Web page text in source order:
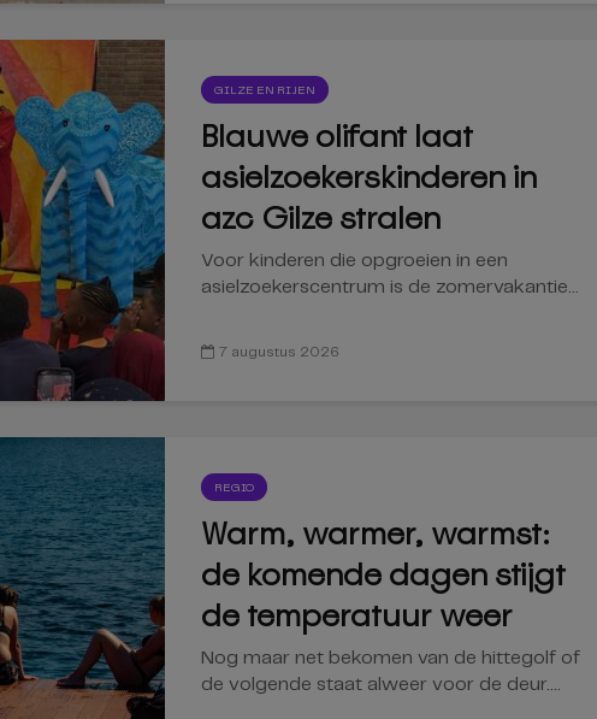
GILZE EN RIJEN
Blauwe olifant laat
asielzoekerskinderen in
azc Gilze stralen
Voor kinderen die opgroeien in een
asielzoekerscentrum is de zomervakantie...
7 augustus 2026
REGIO
Warm, warmer, warmst:
de komende dagen stijgt
de temperatuur weer
Nog maar net bekomen van de hittegolf of
de volgende staat alweer voor de deur....